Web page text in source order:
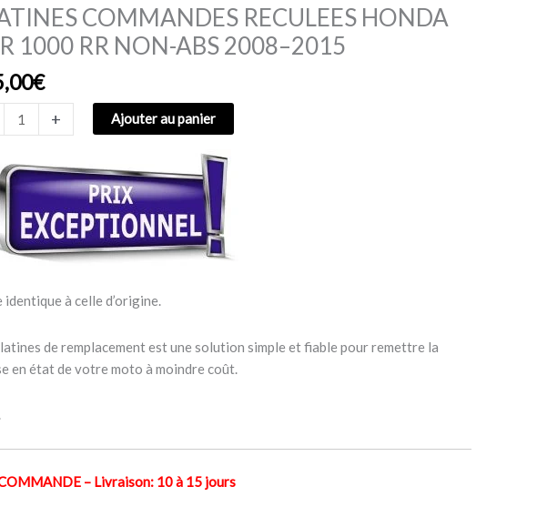
COMMANDES RECULEES HONDA
1000 RR NON-ABS 2008–2015
€
+ Ajouter au panier
identique à celle d’origine.
de remplacement est une solution simple et fiable pour remettre la
en état de votre moto à moindre coût.
– Livraison: 10 à 15 jours